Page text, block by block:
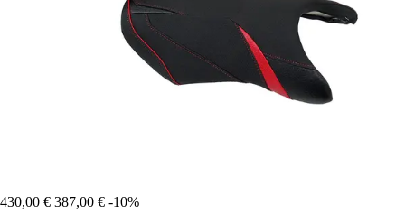
430,00 € 387,00 € -10%